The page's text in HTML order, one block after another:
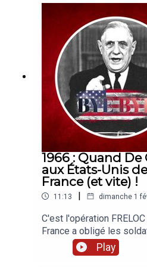
la "guerre la plus courte
écoute !Un podcast du
Emma Hollen et Gabriel
Gabriel Macé.🎅
Insta (@gabriel.mace)
collaboration :
podcasts recommandés
et Légendes📚 Le
Infuse
1966 : Quand
aux États-Unis
France (et vite) !
11:13 | dimanche 1
C'est l'opération
France a obligé les
quitter son territoire
quittant le
Play